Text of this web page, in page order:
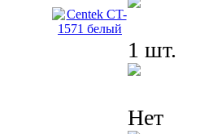
1 шт.
Нет